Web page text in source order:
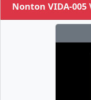
Nonton VIDA-005